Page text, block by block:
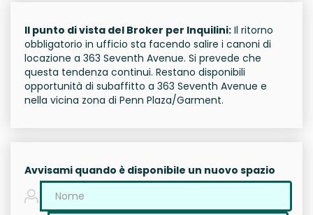
Il punto di vista del Broker per Inquilini: Il ritorno
obbligatorio in ufficio sta facendo salire i canoni di
locazione a 363 Seventh Avenue. Si prevede che
questa tendenza continui. Restano disponibili
opportunità di subaffitto a 363 Seventh Avenue e
nella vicina zona di Penn Plaza/Garment.
Avvisami quando è disponibile un nuovo spazio